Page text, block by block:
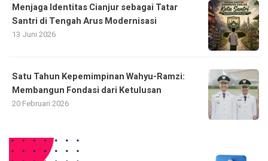
Menjaga Identitas Cianjur sebagai Tatar
Santri di Tengah Arus Modernisasi
13 Juni 2026
Satu Tahun Kepemimpinan Wahyu-Ramzi:
Membangun Fondasi dari Ketulusan
20 Februari 2026